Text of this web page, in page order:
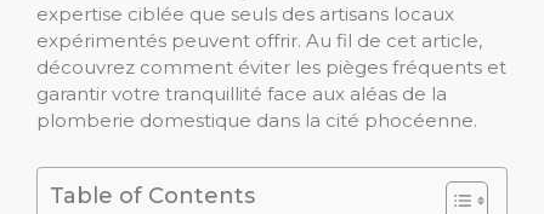
expertise ciblée que seuls des artisans locaux
expérimentés peuvent offrir. Au fil de cet article,
découvrez comment éviter les pièges fréquents et
garantir votre tranquillité face aux aléas de la
plomberie domestique dans la cité phocéenne.
Table of Contents